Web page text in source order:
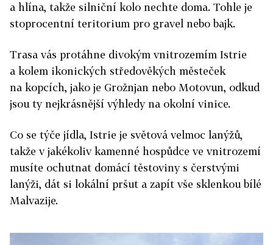
a hlína, takže silniční kolo nechte doma. Tohle je
stoprocentní teritorium pro gravel nebo bajk.
Trasa vás protáhne divokým vnitrozemím Istrie
a kolem ikonických středověkých městeček
na kopcích, jako je Grožnjan nebo Motovun, odkud
jsou ty nejkrásnější výhledy na okolní vinice.
Co se týče jídla, Istrie je světová velmoc lanýžů,
takže v jakékoliv kamenné hospůdce ve vnitrozemí
musíte ochutnat domácí těstoviny s čerstvými
lanýži, dát si lokální pršut a zapít vše sklenkou bílé
Malvazije.